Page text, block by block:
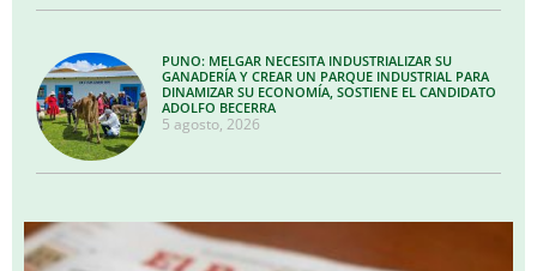
PUNO: MELGAR NECESITA INDUSTRIALIZAR SU
GANADERÍA Y CREAR UN PARQUE INDUSTRIAL PARA
DINAMIZAR SU ECONOMÍA, SOSTIENE EL CANDIDATO
ADOLFO BECERRA
5 agosto, 2026